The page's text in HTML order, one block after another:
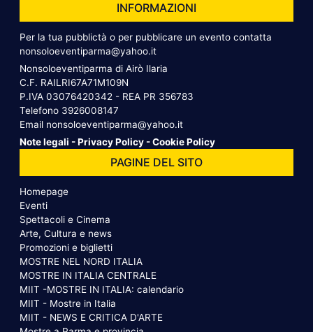
INFORMAZIONI
Per la tua pubblictà o per pubblicare un evento contatta
nonsoloeventiparma@yahoo.it
Nonsoloeventiparma di Airò Ilaria
C.F. RAILRI67A71M109N
P.IVA 03076420342 - REA PR 356783
Telefono 3926008147
Email nonsoloeventiparma@yahoo.it
Note legali -Privacy Policy -Cookie Policy
PAGINE DEL SITO
Homepage
Eventi
Spettacoli e Cinema
Arte, Cultura e news
Promozioni e biglietti
MOSTRE NEL NORD ITALIA
MOSTRE IN ITALIA CENTRALE
MIIT -MOSTRE IN ITALIA: calendario
MIIT - Mostre in Italia
MIIT - NEWS E CRITICA D'ARTE